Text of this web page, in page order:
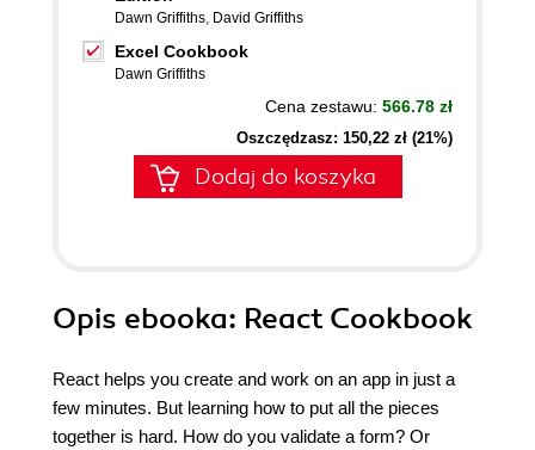
Dawn Griffiths, David Griffiths
Excel Cookbook
Dawn Griffiths
Cena zestawu: 566.78 zł
Oszczędzasz: 150,22 zł (21%)
Dodaj do koszyka
Opis ebooka: React Cookbook
React helps you create and work on an app in just a
few minutes. But learning how to put all the pieces
together is hard. How do you validate a form? Or